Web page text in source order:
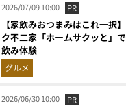
2026/07/09 10:00 PR
【家飲みおつまみはこれ一択
ク不二家「ホームサクッと」
飲み体験
グルメ
2026/06/30 10:00 PR